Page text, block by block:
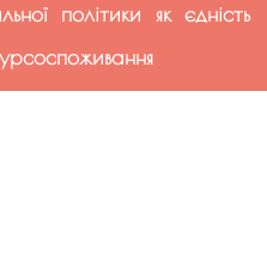
політики як єдність